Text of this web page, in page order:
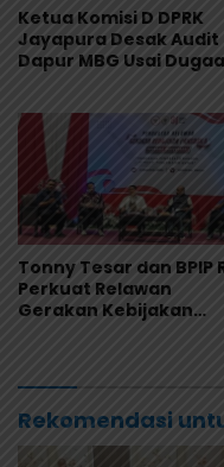
Ketua Komisi D DPRK
Jayapura Desak Audit
Dapur MBG Usai
Tonny Tesar dan BPIP
Perkuat Relawan
Gerakan Kebijakan
Rekomendasi